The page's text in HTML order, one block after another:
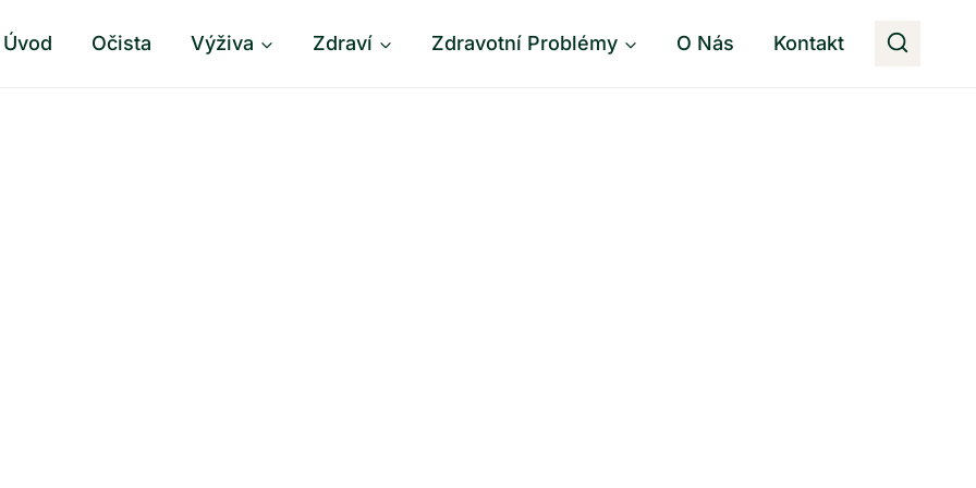
Úvod Očista Výživa Zdraví Zdravotní Problémy O Nás Kontakt